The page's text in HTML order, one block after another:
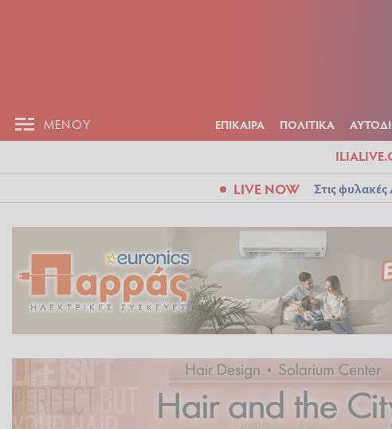
ΜΕΝΟΥ ΕΠΙΚΑΙΡΑ ΠΟΛΙΤΙΚΑ
LIVE NOW Στις